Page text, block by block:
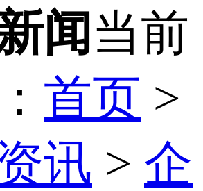
闻 当前
首页 >
讯 > 企